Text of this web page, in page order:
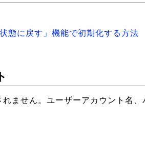
態に戻す」機能で初期化する方法
ません。ユーザーアカウント名、